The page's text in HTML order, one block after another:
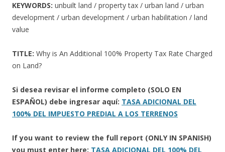
KEYWORDS: unbuilt land / property tax / urban land / urban
development / urban development / urban habilitation / land
value
TITLE: Why is An Additional 100% Property Tax Rate Charged
on Land?
Si desea revisar el informe completo (SOLO EN
ESPAÑOL) debe ingresar aquí: TASA ADICIONAL DEL
100% DEL IMPUESTO PREDIAL A LOS TERRENOS
If you want to review the full report (ONLY IN SPANISH)
you must enter here: TASA ADICIONAL DEL 100% DEL